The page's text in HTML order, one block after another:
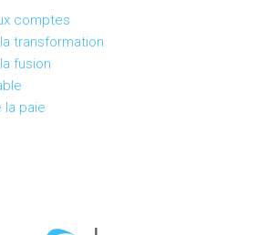
comptes
transformation
fusion
la paie